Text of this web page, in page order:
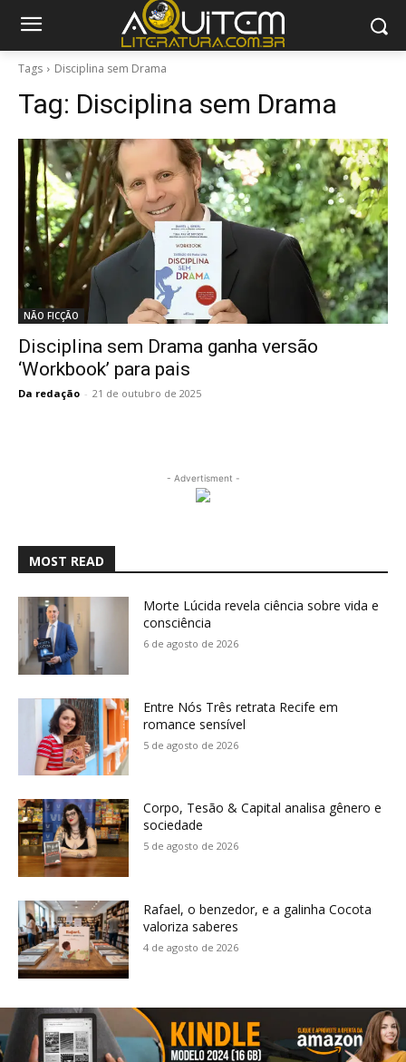
Tags Disciplina sem Drama
Tag: Disciplina sem Drama
NÃO FICÇÃO
Disciplina sem Drama ganha versão
‘Workbook’ para pais
Da redação - 21 de outubro de 2025
- Advertisment -
MOST READ
Morte Lúcida revela ciência sobre vida e
consciência
6 de agosto de 2026
Entre Nós Três retrata Recife em
romance sensível
5 de agosto de 2026
Corpo, Tesão & Capital analisa gênero e
sociedade
5 de agosto de 2026
Rafael, o benzedor, e a galinha Cocota
valoriza saberes
4 de agosto de 2026